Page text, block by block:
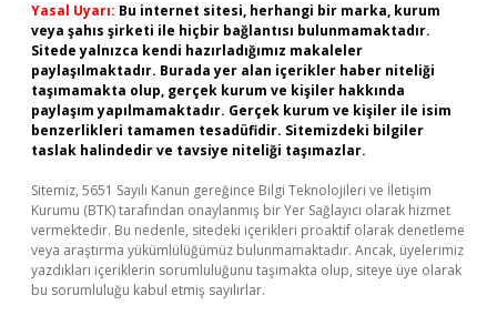
Yasal Uyarı: Bu internet sitesi, herhangi bir marka, kurum
veya şahıs şirketi ile hiçbir bağlantısı bulunmamaktadır.
Sitede yalnızca kendi hazırladığımız makaleler
paylaşılmaktadır. Burada yer alan içerikler haber niteliği
taşımamakta olup, gerçek kurum ve kişiler hakkında
paylaşım yapılmamaktadır. Gerçek kurum ve kişiler ile isim
benzerlikleri tamamen tesadüfidir. Sitemizdeki bilgiler
taslak halindedir ve tavsiye niteliği taşımazlar.
Sitemiz, 5651 Sayılı Kanun gereğince Bilgi Teknolojileri ve İletişim
Kurumu (BTK) tarafından onaylanmış bir Yer Sağlayıcı olarak hizmet
vermektedir. Bu nedenle, sitedeki içerikleri proaktif olarak denetleme
veya araştırma yükümlülüğümüz bulunmamaktadır. Ancak, üyelerimiz
yazdıkları içeriklerin sorumluluğunu taşımakta olup, siteye üye olarak
bu sorumluluğu kabul etmiş sayılırlar.